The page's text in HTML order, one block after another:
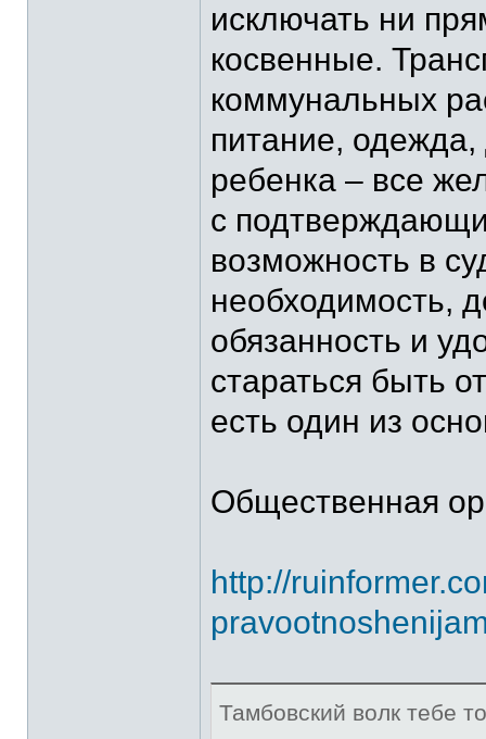
исключать ни
косвенные.
коммунальных
питание,
ребенка – все
с
возможность в
необходимость,
обязанность и
стараться быть
есть один из
Общественная
http://
Тамбовский волк тебе